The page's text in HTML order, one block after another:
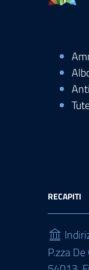
RECAPITI
P.zza